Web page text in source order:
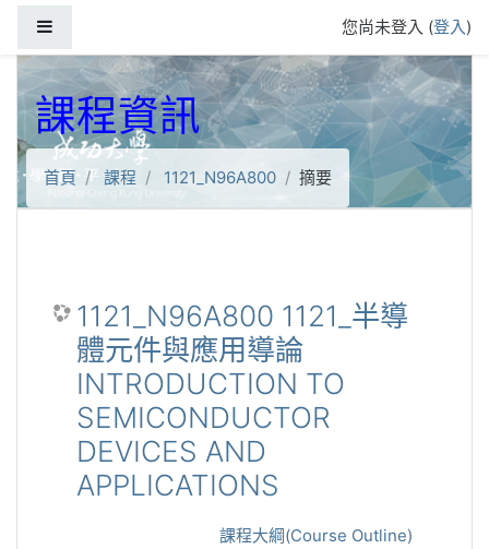
您尚未登入 (登入)
課程資訊
首頁 課程 1121_N96A800 摘要
1121_N96A800 1121_半導
體元件與應用導論
INTRODUCTION TO
SEMICONDUCTOR
DEVICES AND
APPLICATIONS
課程大綱(Course Outline)